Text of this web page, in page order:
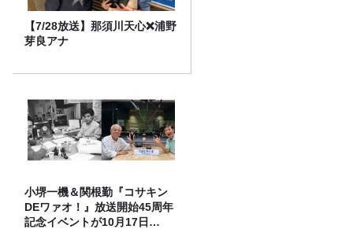
【7/28放送】那須川天心❌浦野
芽良アナ
小堺一機＆関根勤『コサキン
DEワァオ！』放送開始45周年
記念イベントが10月17日